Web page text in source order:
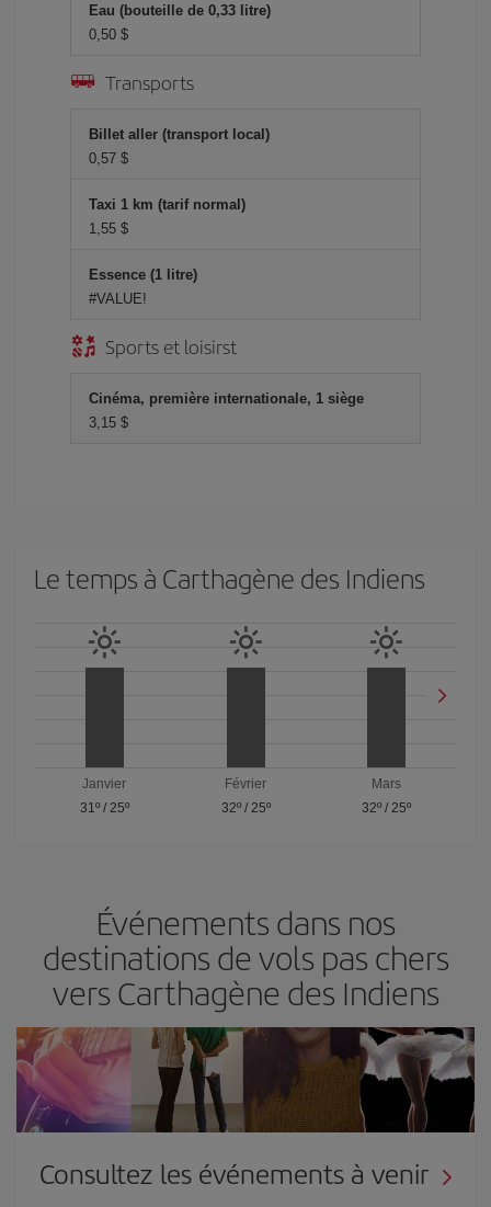
Eau (bouteille de 0,33 litre)
0,50 $
Transports
Billet aller (transport local)
0,57 $
Taxi 1 km (tarif normal)
1,55 $
Essence (1 litre)
#VALUE!
Sports et loisirst
Cinéma, première internationale, 1 siège
3,15 $
Le temps à Carthagène des Indiens
Janvier
31º/ 25º
Février
32º/ 25º
Mars
32º /25º
Événements dans nos
destinations de vols pas chers
vers Carthagène des Indiens
Consultez les événements à venir